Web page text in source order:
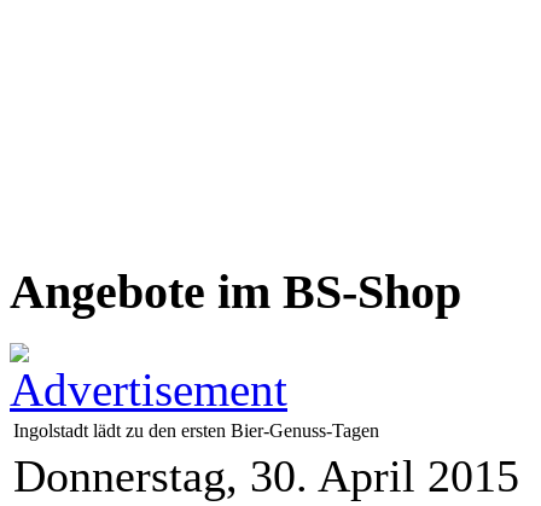
Angebote im BS-Shop
Ingolstadt lädt zu den ersten Bier-Genuss-Tagen
Donnerstag, 30. April 2015